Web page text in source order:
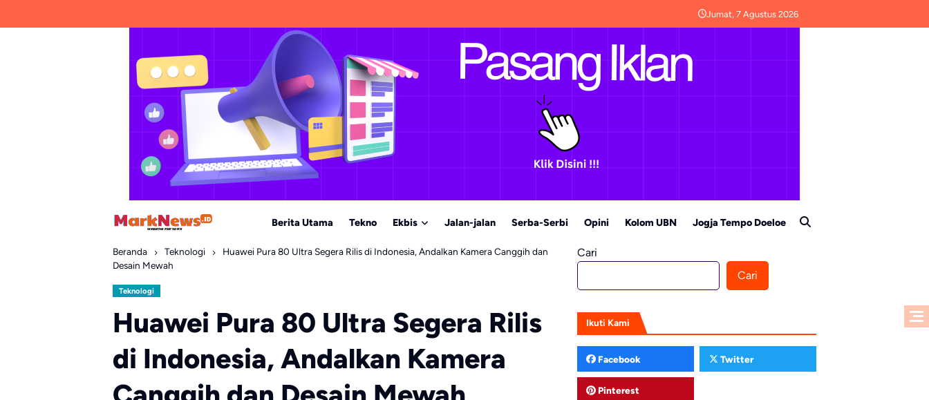
Jumat, 7 Agustus 2026
Berita Utama Tekno Ekbis Jalan-jalan Serba-Serbi Opini Kolom UBN Jogja Tempo Doeloe
Beranda Teknologi
Huawei Pura 80 Ultra Segera Rilis di Indonesia, Andalkan Kamera Canggih dan
Desain Mewah
Teknologi
Huawei Pura 80 Ultra Segera Rilis
di Indonesia, Andalkan Kamera
Cari
Cari
Ikuti Kami
Facebook Twitter
Pinterest